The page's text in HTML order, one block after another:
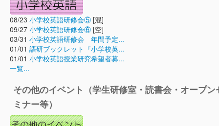
08/23 小学校英語研修会⑤ [混]
09/27 小学校英語研修会⑥ [空]
03/31 小学校英語研修会 年間予定...
01/01 語研ブックレット『小学校英...
01/01 小学校英語授業研究希望者募...
一覧...
その他のイベント（学生研修室・読書会・オープン
ミナー等）